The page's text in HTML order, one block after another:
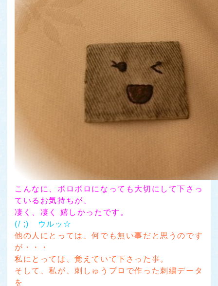
こんなに、ボロボロになっても大切にして下さっ
ているお気持ちが、
凄く、凄く 嬉しかったです。
(/ ;) ウルッ☆
他の人にとっては、何でも無い事だと思うのです
が・・・
私にとっては、覚えていて下さった事。
そして、私が、刺しゅうプロで作った刺繍データ
を